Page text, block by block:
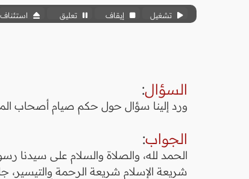
تشغيل إيقاف تعليق استئناف
السؤال:
ورد إلينا سؤال حول حكم صيام أصحاب
الجواب:
الحمد لله، والصلاة والسلام على سيدنا
شريعة الإسلام شريعة الرحمة